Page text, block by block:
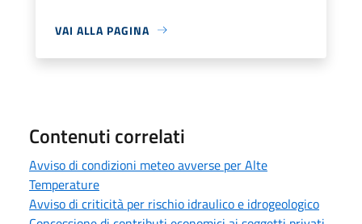
VAI ALLA PAGINA
Contenuti correlati
Avviso di condizioni meteo avverse per Alte
Temperature
Avviso di criticità per rischio idraulico e idrogeologico